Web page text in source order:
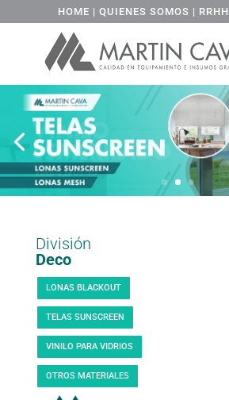
HOME | QUIENES SOMOS | RRHH
División
Deco
LONAS BLACKOUT
TELAS SUNSCREEN
VINILO PARA VIDRIOS
OTROS MATERIALES